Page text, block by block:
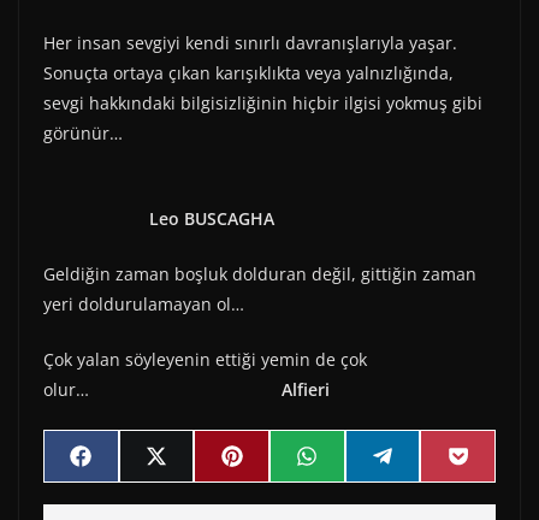
Her insan sevgiyi kendi sınırlı davranışlarıyla yaşar.
Sonuçta ortaya çıkan karışıklıkta veya yalnızlığında,
sevgi hakkındaki bilgisizliğinin hiçbir ilgisi yokmuş gibi
görünür…
Leo BUSCAGHA
Geldiğin zaman boşluk dolduran değil, gittiğin zaman
yeri doldurulamayan ol…
Çok yalan söyleyenin ettiği yemin de çok
olur… Alfieri
Share
on
F
a
c
Share
on
X
(
T
Share
on
P
i
n
Share
on
W
h
a
Share
on
e
l
Share
on
P
o
c